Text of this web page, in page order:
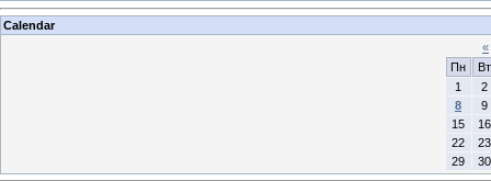
Calendar
«
Пн
Вт
1
2
8
9
15
16
22
23
29
30